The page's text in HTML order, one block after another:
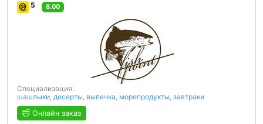
5 8.00
Специализация:
шашлыки, десерты, выпечка, морепродукты, завтраки
Онлайн заказ